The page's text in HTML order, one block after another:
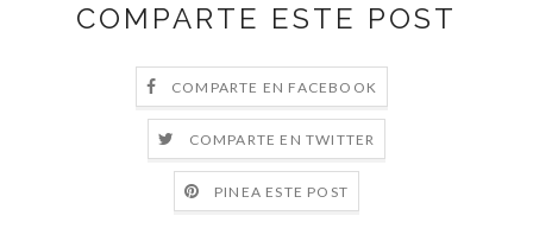
COMPARTE ESTE POST
COMPARTE EN FACEBOOK
COMPARTE EN TWITTER
PINEA ESTE POST